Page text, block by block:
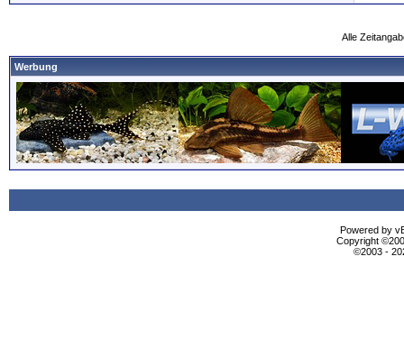
Alle
Werbung
Powered by
Copyright
©2003 -